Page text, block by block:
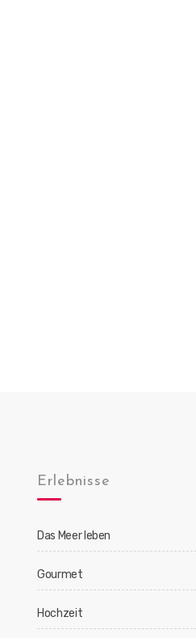
Erlebnisse
Das Meer leben
Gourmet
Hochzeit